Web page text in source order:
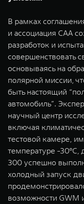
В рамках
и ассоциация CAA
разработок и
совершенствовать
основываясь на
полярной миссии,
быть настоящий
автомобиль”.
научный центр
включая
тестовой камере,
температуре -
300 успешно
холодный запуск
возможности GWM